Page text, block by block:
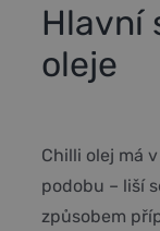
Hlavní
oleje
Chilli olej má
podobu – liší
způsobem